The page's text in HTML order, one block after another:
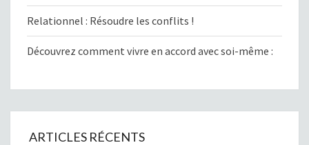
Relationnel : Résoudre les conflits !
Découvrez comment vivre en accord avec soi-même :
ARTICLES RÉCENTS